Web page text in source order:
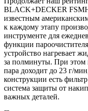
BLACK+DECKER
известным
к каждому этапу
инструменте для
функции
устройство нагревает
за полминуты. При этом
пара доходит до 23 г/
конструкции есть
система защиты от
важных деталей.